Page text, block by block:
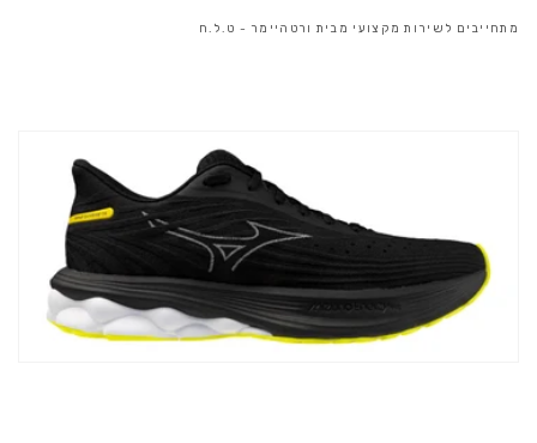
מתחייבים לשירות מקצועי מבית ורטהיימר - ט.ל.ח